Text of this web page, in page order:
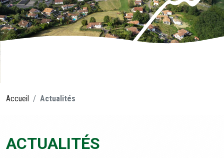
Accueil Actualités
ACTUALITÉS